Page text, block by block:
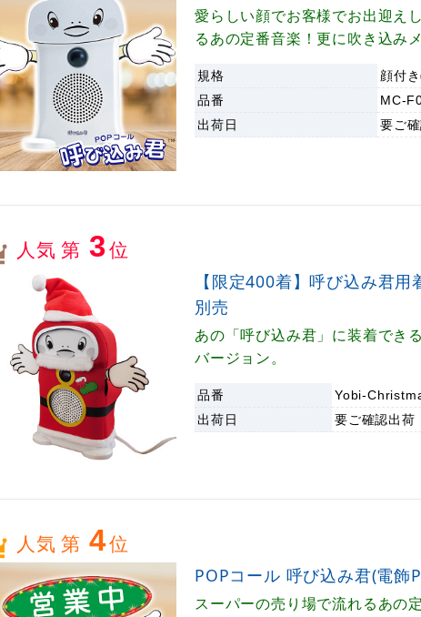
愛らしい顔でお客様でお出迎え
るあの定番音楽！更に吹き込み
規格
顔付
品番
MC-
出荷日 要ご
人気 第 3位
【限定400着】呼び込み君
別売
あの「呼び込み君」に装着でき
バージョン。
品番 Yobi-
出荷日 要ご確認出荷
人気 第 4位
POPコール 呼び込み君(電飾
スーパーの売り場で流れるあの